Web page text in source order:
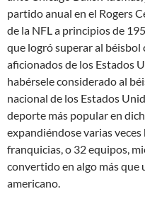
partido anual en el Rogers
de la NFL a principios de
que logró superar al
aficionados de los Estados
habérsele considerado al
nacional de los Estados
deporte más popular en
expandiéndose varias
franquicias, o 32 equipos,
convertido en algo más
americano.